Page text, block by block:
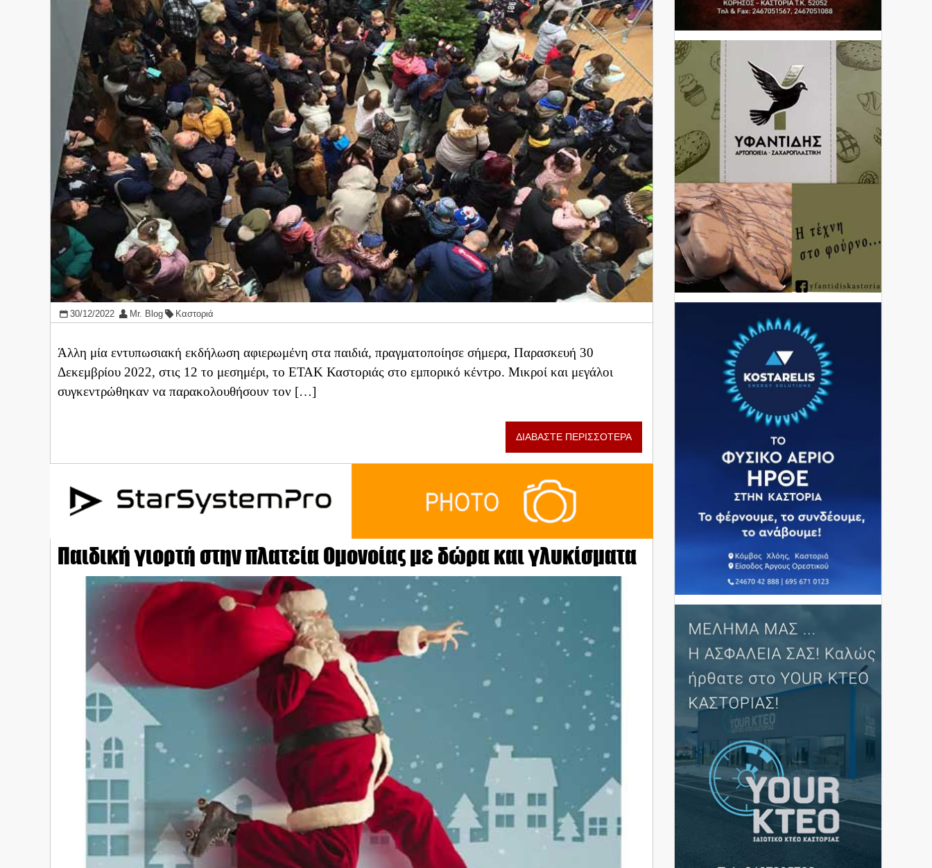
30/12/2022 Mr. Blog Καστοριά
Άλλη μία εντυπωσιακή εκδήλωση αφιερωμένη στα παιδιά, πραγματοποίησε σήμερα, Παρασκευή 30
Δεκεμβρίου 2022, στις 12 το μεσημέρι, το ΕΤΑΚ Καστοριάς στο εμπορικό κέντρο. Μικροί και μεγάλοι
συγκεντρώθηκαν να παρακολουθήσουν τον […]
ΔΙΑΒΑΣΤΕ ΠΕΡΙΣΣΟΤΕΡΑ
Παιδική γιορτή στην πλατεία Ομονοίας με δώρα και γλυκίσματα